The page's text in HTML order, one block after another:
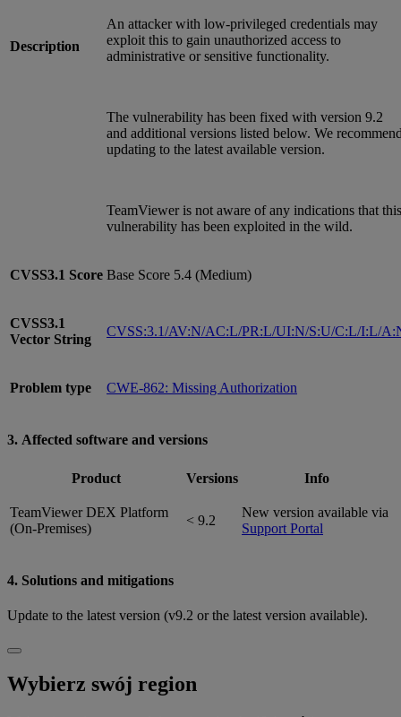
Description
An attacker with low‑privileged credentials may
exploit this to gain unauthorized access to
administrative or sensitive functionality.
The vulnerability has been fixed with version 9.2
and additional versions listed below. We
updating to the latest available version.
TeamViewer is not aware of any indications that this
vulnerability has been exploited in the wild.
CVSS3.1 Score Base Score 5.4 (Medium)
CVSS3.1
Vector String
CVSS:3.1/AV:N/AC:L/PR:L/UI:N/S:U/C:L/I:L/
Problem type CWE-862: Missing Authorization
3. Affected software and versions
Product Versions Info
TeamViewer DEX Platform
(On-Premises)
< 9.2
New version available via
Support Portal
4. Solutions and mitigations
Update to the latest version (v9.2 or the latest version available).
Wybierz swój region